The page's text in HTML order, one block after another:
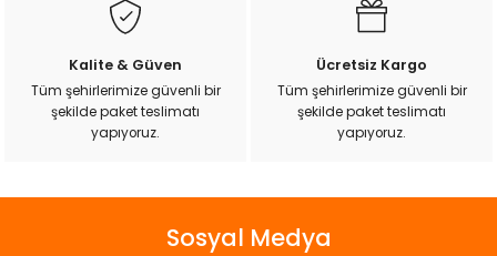
Kalite & Güven
Tüm şehirlerimize güvenli bir
şekilde paket teslimatı
yapıyoruz.
Ücretsiz Kargo
Tüm şehirlerimize güvenli bir
şekilde paket teslimatı
yapıyoruz.
Sosyal Medya